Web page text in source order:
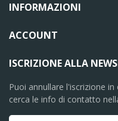
INFORMAZIONI
ACCOUNT
ISCRIZIONE ALLA
Puoi annullare l'iscrizione
cerca le info di contatto